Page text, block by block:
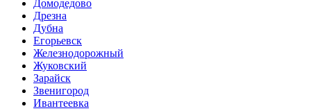
Домодедово
Дрезна
Дубна
Егорьевск
Железнодорожный
Жуковский
Зарайск
Звенигород
Ивантеевка